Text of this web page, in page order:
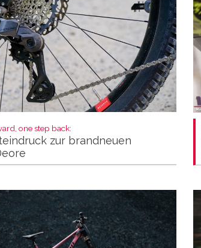
one step back:
zur brandneuen